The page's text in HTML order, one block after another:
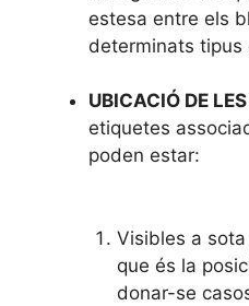
estesa entre els
determinats tipus
UBICACIÓ DE
etiquetes
poden estar:
Visibles a
que és la
donar-se